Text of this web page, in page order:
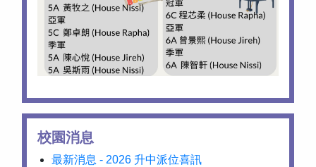
校園消息
最新消息 - 2026 升中派位喜訊